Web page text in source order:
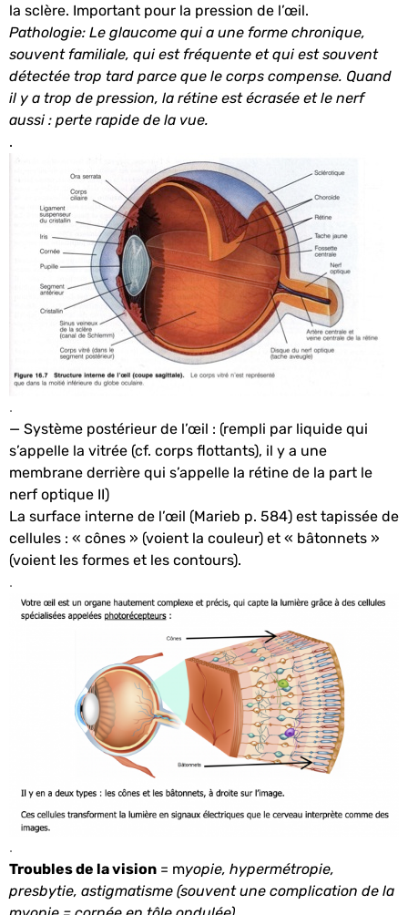
la sclère. Important pour la pression de l’œil.
Pathologie: Le glaucome qui a une forme chronique,
souvent familiale, qui est fréquente et qui est souvent
détectée trop tard parce que le corps compense. Quand
il y a trop de pression, la rétine est écrasée et le nerf
aussi : perte rapide de la vue.
.
.
— Système postérieur de l’œil : (rempli par liquide qui
s’appelle la vitrée (cf. corps flottants), il y a une
membrane derrière qui s’appelle la rétine de la part le
nerf optique II)
La surface interne de l’œil (Marieb p. 584) est tapissée de
cellules : « cônes » (voient la couleur) et « bâtonnets »
(voient les formes et les contours).
.
.
Troubles de la vision = myopie, hypermétropie,
presbytie, astigmatisme (souvent une complication de la